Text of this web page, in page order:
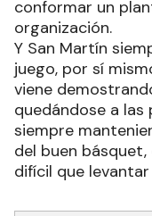
conformar un
organización.
Y San Martín
juego, por sí
viene
quedándose a
siempre
del buen
difícil que